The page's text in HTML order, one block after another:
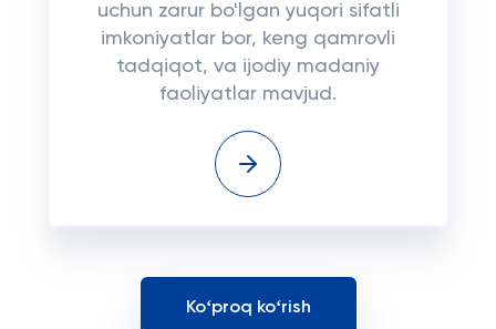
uchun zarur bo'lgan yuqori sifatli
imkoniyatlar bor, keng qamrovli
tadqiqot, va ijodiy madaniy
faoliyatlar mavjud.
Koʻproq koʻrish